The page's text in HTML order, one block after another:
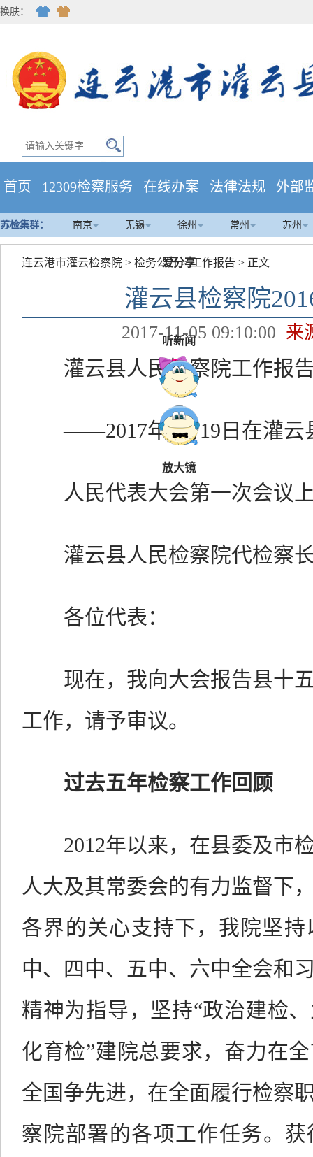
爱分享
听新闻
放大镜
换肤：
首页 12309检察服务 在线办案 法律法规 外部
苏检集群： 南京 无锡 徐州 常州 苏州
连云港市灌云检察院 > 检务公开>工作报告 > 正文
灌云县检察院
2017-11-05 09:10:00 来
灌云县人民检察院工作报
——2017年1月19 日在灌
人民代表大会第一次会议
灌云县人民检察院代检察
各位代表：
现在，我向大会报告县十五
工作，请予审议。
过去五年检察工作回顾
2012年以来， 在县委及市
人大及其常委会的有力监督下
各界的关心支持下，我院坚
中、四中、五中、六中全会和
精神为指导，坚持“政治建检
化育检”建院总要求，奋力在
全国争先进，在全面履行检察
察院部署的各项工作任务。获